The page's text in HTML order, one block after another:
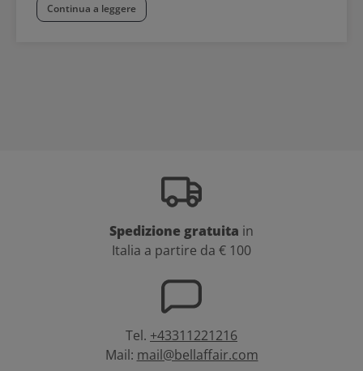
Continua a leggere
Spedizione gratuita in
Italia a partire da € 100
Tel. +43311221216
Mail: mail@bellaffair.com